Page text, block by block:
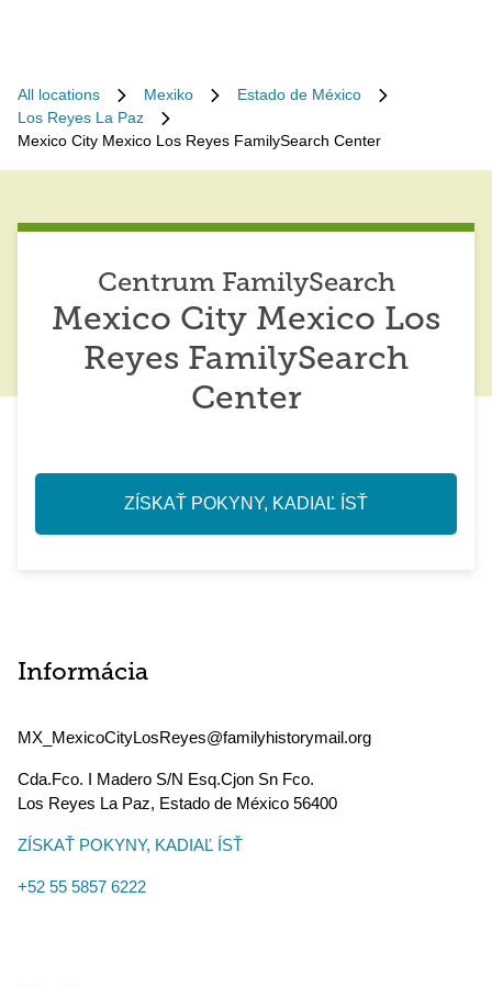
All locations Mexiko
Estado de México
Los Reyes La Paz
Mexico City Mexico Los Reyes FamilySearch Center
Centrum FamilySearch
Mexico City Mexico Los
Reyes FamilySearch
Center
ZÍSKAŤ POKYNY, KADIAĽ ÍSŤ
Informácia
MX_MexicoCityLosReyes@familyhistorymail.org
Cda.Fco. I Madero S/N Esq.Cjon Sn Fco.
Los Reyes La Paz, Estado de México 56400
ZÍSKAŤ POKYNY, KADIAĽ ÍSŤ
+52 55 5857 6222